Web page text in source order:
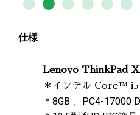
仕様
Lenovo ThinkPad
＊インテル Core™
＊8GB 、PC4-17000